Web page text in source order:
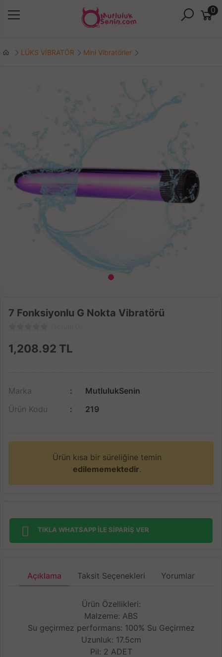
0
LÜKS VİBRATÖR Mini Vibratörler
7 Fonksiyonlu G Nokta Vibratörü
1,208.92 TL
Marka
MutlulukSenin
Ürün Kodu
219
Ürün kısa bir süreliğine temin
edilememektedir.
TIKLA WHATSAPP İLE SİPARİŞ VER
Açıklama Taksit Seçenekleri Yorumlar
Ürün Özellikleri:
Malzeme: ABS
Su geçirmez performans: 100% Su Geçirmez
Uzunluk: 17.5cm
Pil: 2 ADET